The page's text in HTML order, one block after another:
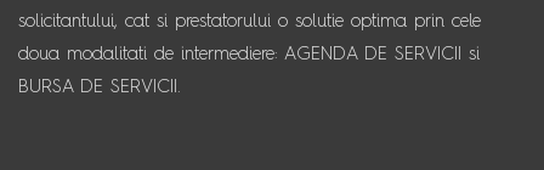
solicitantului, cat si prestatorului o solutie optima prin cele
doua modalitati de intermediere: AGENDA DE SERVICII si
BURSA DE SERVICII.